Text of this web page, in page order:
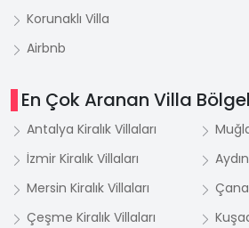
Korunaklı Villa
Airbnb
En Çok Aranan Villa
Antalya Kiralık Villaları
İzmir Kiralık Villaları
Mersin Kiralık Villaları
Çeşme Kiralık Villaları